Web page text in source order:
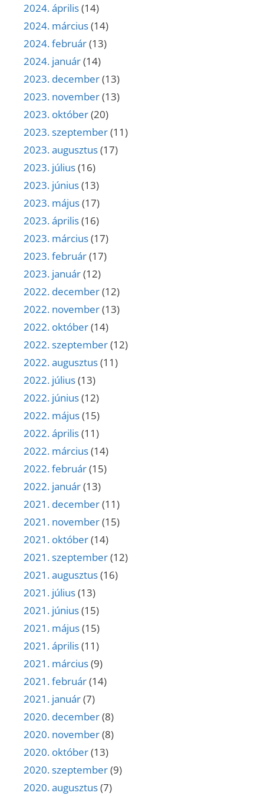
2024. április(14)
2024. március(14)
2024. február(13)
2024. január(14)
2023. december(13)
2023. november(13)
2023. október(20)
2023. szeptember(11)
2023. augusztus(17)
2023. július(16)
2023. június(13)
2023. május(17)
2023. április(16)
2023. március(17)
2023. február(17)
2023. január(12)
2022. december(12)
2022. november(13)
2022. október(14)
2022. szeptember(12)
2022. augusztus(11)
2022. július(13)
2022. június(12)
2022. május(15)
2022. április(11)
2022. március(14)
2022. február(15)
2022. január(13)
2021. december(11)
2021. november(15)
2021. október(14)
2021. szeptember(12)
2021. augusztus(16)
2021. július(13)
2021. június(15)
2021. május(15)
2021. április(11)
2021. március(9)
2021. február(14)
2021. január(7)
2020. december(8)
2020. november(8)
2020. október(13)
2020. szeptember(9)
2020. augusztus(7)